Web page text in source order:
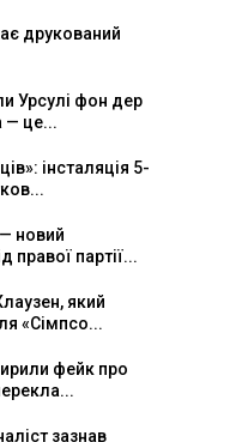
друкований
Урсулі фон дер
— це...
інсталяція 5-
новий
правої партії...
який
«Сімпсо...
фейк про
зазнав